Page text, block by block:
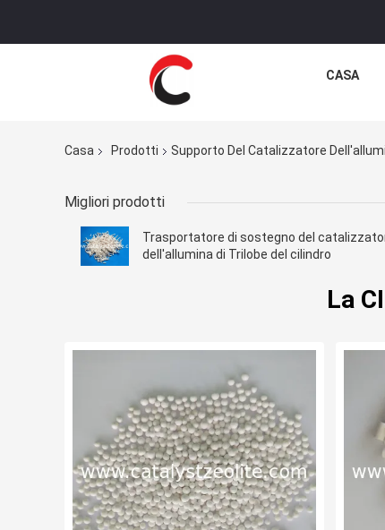
CASA
Casa Prodotti Supporto Del Catalizzatore
Migliori prodotti
Trasportatore di sostegno del
dell'allumina di Trilobe del cilindro
La